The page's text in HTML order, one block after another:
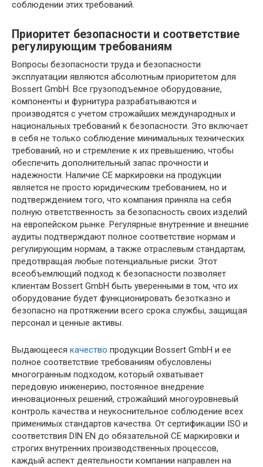
соблюдении этих требований.
Приоритет безопасности и соответствие
регулирующим требованиям
Вопросы безопасности труда и безопасности
эксплуатации являются абсолютным приоритетом для
Bossert GmbH. Все грузоподъемное оборудование,
компоненты и фурнитура разрабатываются и
производятся с учетом строжайших международных и
национальных требований к безопасности. Это включает
в себя не только соблюдение минимальных технических
требований, но и стремление к их превышению, чтобы
обеспечить дополнительный запас прочности и
надежности. Наличие CE маркировки на продукции
является не просто юридическим требованием, но и
подтверждением того, что компания приняла на себя
полную ответственность за безопасность своих изделий
на европейском рынке. Регулярные внутренние и внешние
аудиты подтверждают полное соответствие нормам и
регулирующим нормам, а также отраслевым стандартам,
предотвращая любые потенциальные риски. Этот
всеобъемлющий подход к безопасности позволяет
клиентам Bossert GmbH быть уверенными в том, что их
оборудование будет функционировать безотказно и
безопасно на протяжении всего срока службы, защищая
персонал и ценные активы.
Выдающееся качество продукции Bossert GmbH и ее
полное соответствие требованиям обусловлены
многогранным подходом, который охватывает
передовую инженерию, постоянное внедрение
инновационных решений, строжайший многоуровневый
контроль качества и неукоснительное соблюдение всех
применимых стандартов качества. От сертификации ISO и
соответствия DIN EN до обязательной CE маркировки и
строгих внутренних производственных процессов,
каждый аспект деятельности компании направлен на